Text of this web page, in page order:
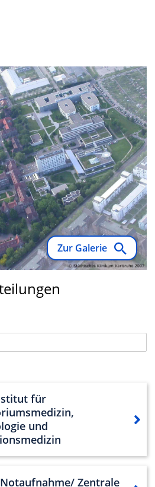
Zur Galerie
für
und
Zentrale